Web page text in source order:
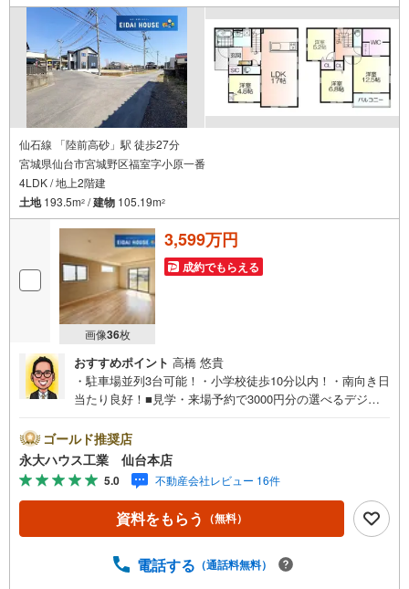
仙石線 「陸前高砂」駅 徒歩27分
宮城県仙台市宮城野区福室字小原一番
4LDK / 地上2階建
土地193.5m2 /建物 105.19m2
画像36枚
3,599万円
成約でもらえる
おすすめポイント 高橋 悠貴
・駐車場並列3台可能！・小学校徒歩10分以内！・南向き日
当たり良好！■見学・来場予約で3000円分の選べるデジタ
市を中心に宮城県内の多数店舗で展開中！こちらでは当社
の強みを大きく2つに分けてご紹介！1.＜豊富な不動産知識
＞戸建・マンション・土地...と種別を問わず不動産を取り
扱っております。更に教育施設や商業施設、子育て環境や
行政などの地域情報を総合し、お客様により良い物件選び
をして頂けるよう、しっかりとサポートさせて頂きます。
っ越し】【リフォーム】など住宅に関する様々なご質問は
ゴールド推奨店
永大ハウス工業 仙台本店
5.0 不動産会社レビュー 16件
資料をもらう （無料）
電話する （通話料無料）